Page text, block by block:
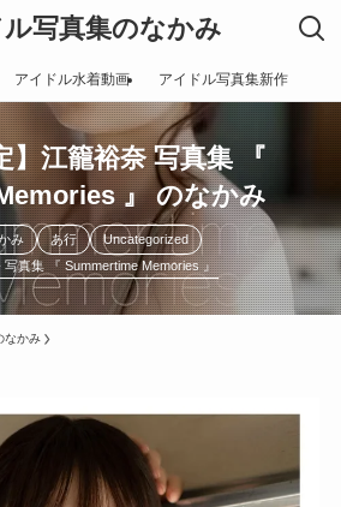
写真集のなかみ
アイドル水着動画 アイドル写真集新作
】江籠裕奈 写真集 『
』 のなかみ
み あ行
Uncategorized
真集 『 Summertime Memories 』
なかみ